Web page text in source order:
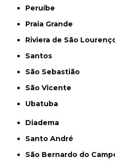
Peruíbe
Praia Grande
Riviera de São
Santos
São Sebastião
São Vicente
Ubatuba
Diadema
Santo André
São Bernardo do